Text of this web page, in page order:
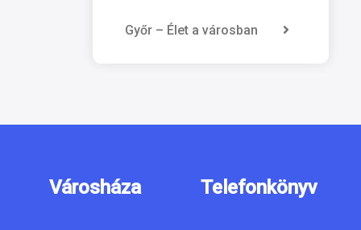
Győr – Élet a városban
Városháza Telefonkönyv